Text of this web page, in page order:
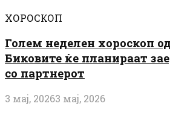
ХОРОСКОП
Голем неделен хороскоп
Биковите ќе планираат
со партнерот
3 мај, 20263 мај, 2026